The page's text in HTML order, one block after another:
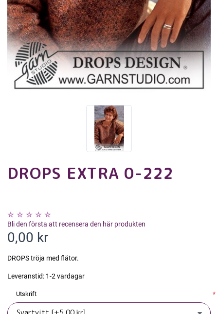
DROPS EXTRA 0-222
Bli den första att recensera den här produkten
0,00 kr
DROPS tröja med flätor.
Leveranstid: 1-2 vardagar
Utskrift *